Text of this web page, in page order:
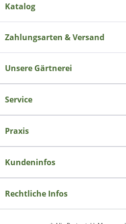
Katalog
Zahlungsarten & Versand
Unsere Gärtnerei
Service
Praxis
Kundeninfos
Rechtliche Infos